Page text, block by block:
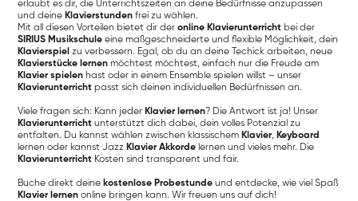
erlaubt es dir, die Unterrichtszeiten an deine Bedürfnisse anzupassen
und deine Klavierstunden frei zu wählen.
Mit all diesen Vorteilen bietet dir deronline Klavierunterricht bei der
SIRIUS Musikschule eine maßgeschneiderte und flexible Möglichkeit, dein
Klavierspiel zu verbessern. Egal, ob du an deine Techick arbeiten, neue
Klavierstücke lernen möchtest möchtest, einfach nur die Freude am
Klavier spielen hast oder in einem Ensemble spielen willst – unser
Klavierunterricht passt sich deinen individuellen Bedürfnissen an.
Viele fragen sich: Kann jeder Klavier lernen? Die Antwort ist ja! Unser
Klavierunterricht unterstützt dich dabei, dein volles Potenzial zu
entfalten. Du kannst wählen zwischen klassischem Klavier, Keyboard
lernen oder kannst Jazz Klavier Akkorde lernen und vieles mehr. Die
Klavierunterricht Kosten sind transparent und fair.
Buche direkt deine kostenlose Probestunde und entdecke, wie viel Spaß
Klavier lernen online bringen kann. Wir freuen uns auf dich!